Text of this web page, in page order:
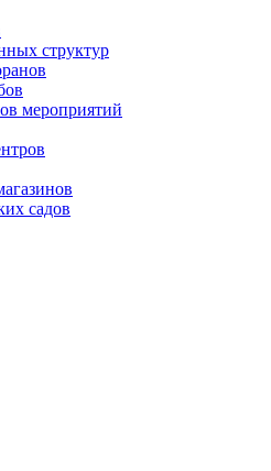
структур
мероприятий
садов